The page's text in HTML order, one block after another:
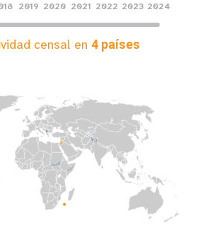
2019 2020 2021 2022 2023 2024
censal en 4países